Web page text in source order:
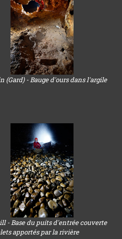
(Gard) - Bauge d'ours dans l'argile
- Base du puits d'entrée couverte
apportés par la rivière